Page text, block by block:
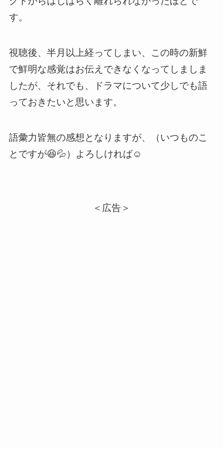
す。
視聴後、半月以上経ってしまい、この時の新鮮
で鮮明な感覚はお伝えできなくなってしましま
したが、それでも、ドラマについて少しでも語
っておきたいと思います。
語彙力皆無の感想となりますが、（いつものこ
とですが😆💦）よろしければ☺️
＜広告＞